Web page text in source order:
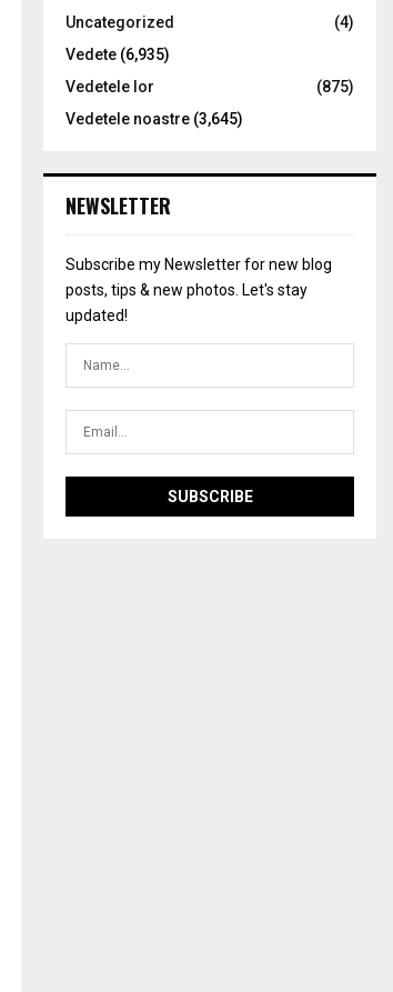
Uncategorized
(4)
Vedete (6,935)
Vedetele lor
(875)
Vedetele noastre (3,645)
NEWSLETTER
Subscribe my Newsletter for new blog
posts, tips & new photos. Let's stay
updated!